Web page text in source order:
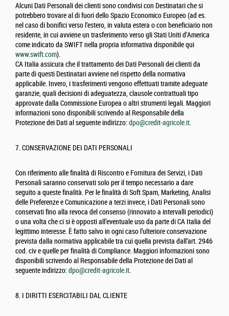
Alcuni Dati Personali dei clienti sono condivisi con Destinatari che si
potrebbero trovare al di fuori dello Spazio Economico Europeo (ad es.
nel caso di bonifici verso l’estero, in valuta estera o con beneficiario non
residente, in cui avviene un trasferimento verso gli Stati Uniti d’America
come indicato da SWIFT nella propria informativa disponibile qui
www.swift.com).
CA Italia assicura che il trattamento dei Dati Personali dei clienti da
parte di questi Destinatari avviene nel rispetto della normativa
applicabile. Invero, i trasferimenti vengono effettuati tramite adeguate
garanzie, quali decisioni di adeguatezza, clausole contrattuali tipo
approvate dalla Commissione Europea o altri strumenti legali. Maggiori
informazioni sono disponibili scrivendo al Responsabile della
Protezione dei Dati al seguente indirizzo:dpo@credit-agricole.it.
7. CONSERVAZIONE DEI DATI PERSONALI
Con riferimento alle finalità di Riscontro e Fornitura dei Servizi, i Dati
Personali saranno conservati solo per il tempo necessario a dare
seguito a queste finalità. Per le finalità di Soft Spam, Marketing, Analisi
delle Preferenze e Comunicazione a terzi invece, i Dati Personali sono
conservati fino alla revoca del consenso (rinnovato a intervalli periodici)
o una volta che ci si è opposti all’eventuale uso da parte di CA Italia del
legittimo interesse. È fatto salvo in ogni caso l’ulteriore conservazione
prevista dalla normativa applicabile tra cui quella prevista dall’art. 2946
cod. civ e quelle per finalità di Compliance. Maggiori informazioni sono
disponibili scrivendo al Responsabile della Protezione dei Dati al
seguente indirizzo:dpo@credit-agricole.it.
8. I DIRITTI ESERCITABILI DAL CLIENTE